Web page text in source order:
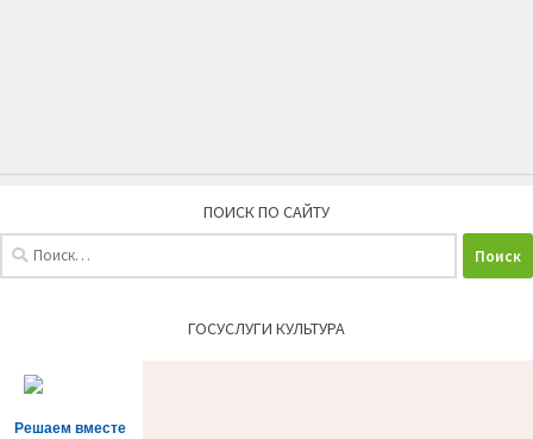
ПОИСК ПО САЙТУ
ГОСУСЛУГИ КУЛЬТУРА
Решаем вместе